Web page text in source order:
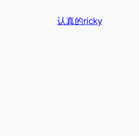
认真的ricky